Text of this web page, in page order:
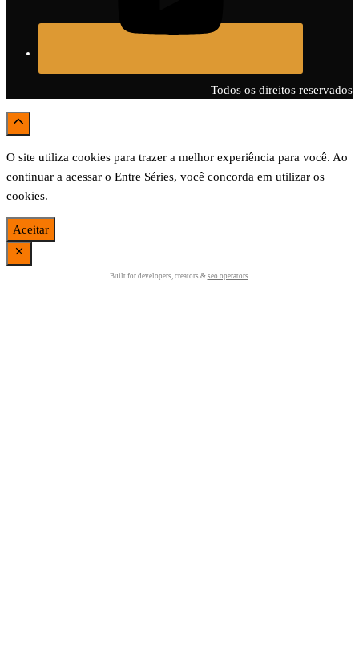
Todos os direitos reservados
O site utiliza cookies para trazer a melhor experiência para você. Ao
continuar a acessar o Entre Séries, você concorda em utilizar os
cookies.
Aceitar
Built for developers, creators & seo operators